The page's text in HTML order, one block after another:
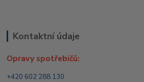
Kontaktní údaje
Opravy spotřebičů:
+420 602 288 130